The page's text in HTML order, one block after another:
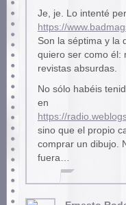
Je, je. Lo intenté
https://
Son la séptima y la
quiero ser como él:
revistas absurdas.
No sólo habéis
en
https://
sino que el propio
comprar un dibujo.
fuera…